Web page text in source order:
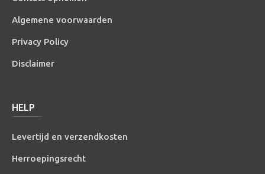
Algemene voorwaarden
Privacy Policy
Disclaimer
HELP
Levertijd en verzendkosten
Herroepingsrecht